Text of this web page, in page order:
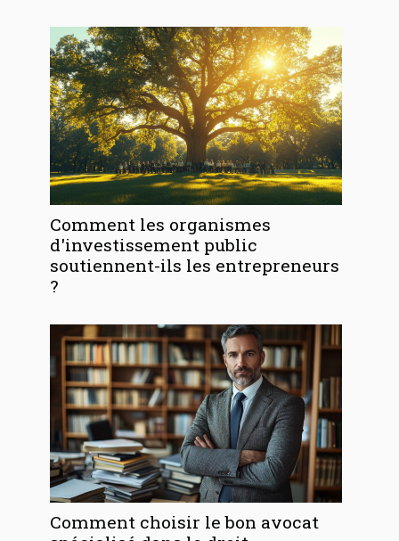
Comment les organismes
d'investissement public
soutiennent-ils les entrepreneurs
?
Comment choisir le bon avocat